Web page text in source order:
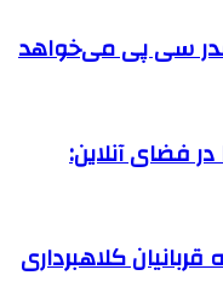
سی پی می‌خواهد
فضای آنلاین:
کلاهبرداری